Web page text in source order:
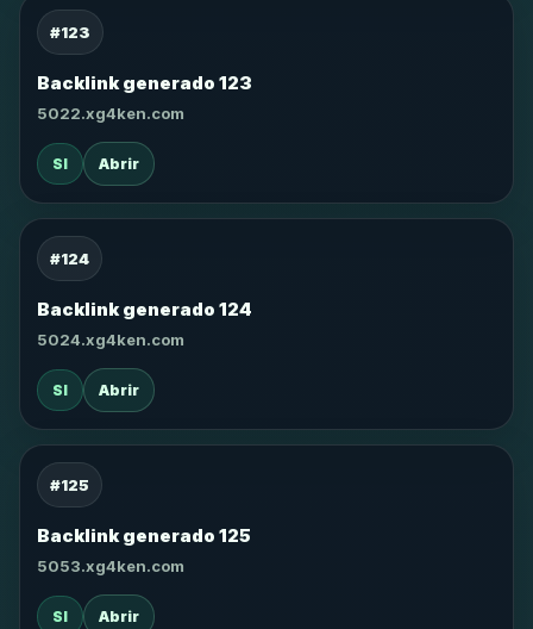
#123
Backlink generado 123
5022.xg4ken.com
SI Abrir
#124
Backlink generado 124
5024.xg4ken.com
SI Abrir
#125
Backlink generado 125
5053.xg4ken.com
SI Abrir